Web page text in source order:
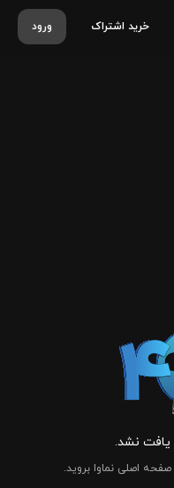
ورود خرید اشتراک
نشد.
اصلی نماوا بروید.